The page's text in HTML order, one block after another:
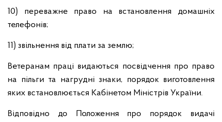
10) переважне право на встановлення домашніх
телефонів;
11) звільнення від плати за землю;
Ветеранам праці видаються посвідчення про право
на пільги та нагрудні знаки, порядок виготовлення
яких встановлюється Кабінетом Міністрів України.
Відповідно до Положення про порядок видачі